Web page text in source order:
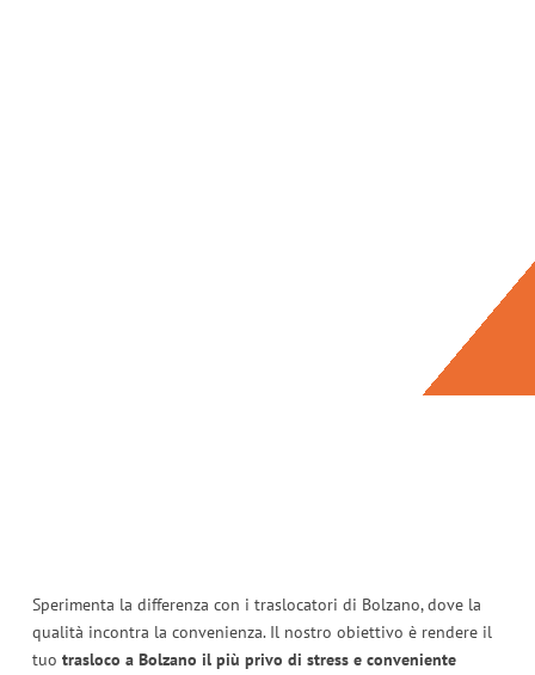
Sperimenta la differenza con i traslocatori di Bolzano, dove la
qualità incontra la convenienza. Il nostro obiettivo è rendere il
tuo trasloco a Bolzano il più privo di stress e conveniente